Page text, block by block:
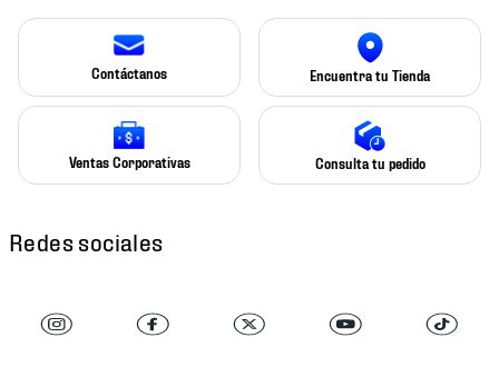
Contáctanos Encuentra tu Tienda
Ventas Corporativas Consulta tu pedido
Redes sociales